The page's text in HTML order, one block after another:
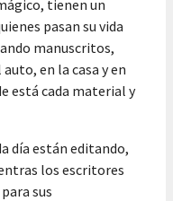
tienen un
pasan su vida
manuscritos,
en la casa y en
está cada material y
día están editando,
los escritores
sus